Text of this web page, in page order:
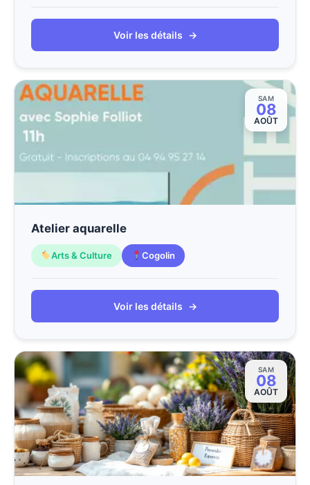
Voir les détails →
SAM
08
AOÛT
Atelier aquarelle
Arts & Culture Cogolin
Voir les détails →
SAM
08
AOÛT